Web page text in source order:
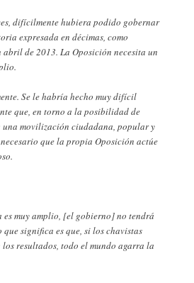
difícilmente hubiera podido gobernar
expresada en décimas, como
de 2013. La Oposición necesita un
Se le habría hecho muy difícil
que, en torno a la posibilidad de
una movilización ciudadana, popular y
que la propia Oposición actúe
muy amplio, [el gobierno] no tendrá
significa es que, si los chavistas
resultados, todo el mundo agarra la